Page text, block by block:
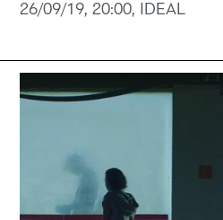
26/09/19, 20:00, IDEAL